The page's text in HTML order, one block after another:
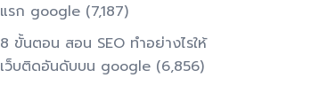
แรก google (7,187)
8 ขั้นตอน สอน SEO ทําอย่างไรให้
เว็บติดอันดับบน google (6,856)